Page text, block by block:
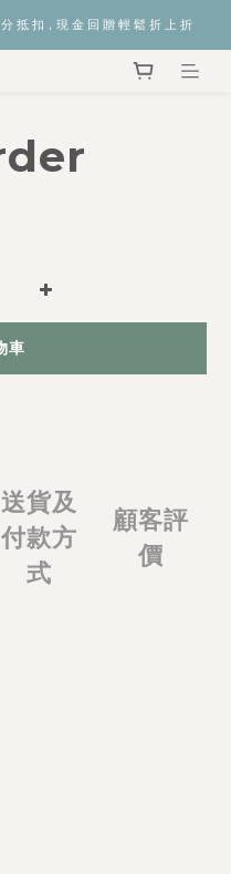
抵 扣，現 金 回 贈 輕 鬆 折 上 折
車
送貨及
付款方
式
顧客評
價